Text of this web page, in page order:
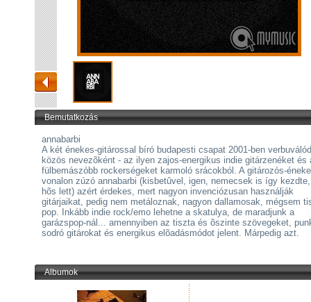
Bemutatkozás
annabarbi
A két énekes-gitárossal bíró budapesti csapat 2001-ben
közös nevezõként - az ilyen zajos-energikus indie gitárzenéket és
fülbemászóbb rockerségeket karmoló srácokból. A gitározós-
vonalon zúzó annabarbi (kisbetûvel, igen, nemecsek is így
hõs lett) azért érdekes, mert nagyon invenciózusan használják
gitárjaikat, pedig nem metáloznak, nagyon dallamosak, mégsem
pop. Inkább indie rock/emo lehetne a skatulya, de maradjunk a
garázspop-nál... amennyiben az tiszta és õszinte szövegeket,
sodró gitárokat és energikus elõadásmódot jelent. Márpedig azt.
Albumok